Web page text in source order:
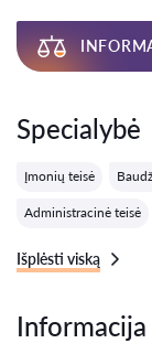
Specialybė
Įmonių teisė
Administracinė teisė
Išplėsti viską